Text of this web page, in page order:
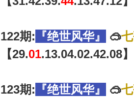
122期: 『绝世风华』 🥽
【29.01.13.04.02.42.08】
123期: 『绝世风华』 🥽